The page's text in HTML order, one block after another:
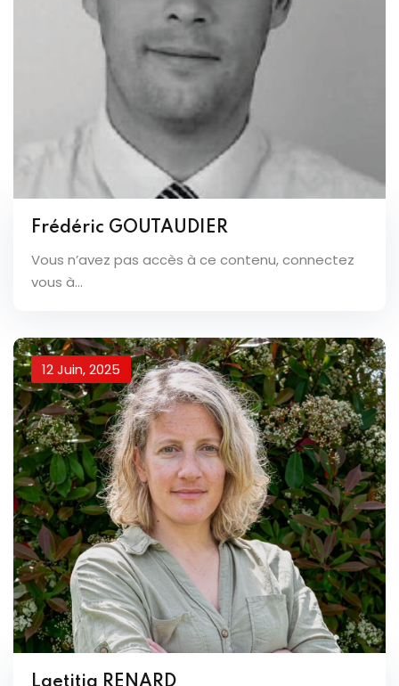
Frédéric GOUTAUDIER
Vous n’avez pas accès à ce contenu, connectez
vous à...
12 Juin, 2025
Laetitia RENARD